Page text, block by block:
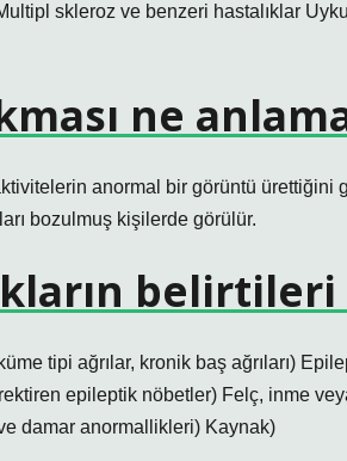
skleroz ve benzeri hastalıklar
ne
anormal bir görüntü ürettiğini
bozulmuş kişilerde görülür.
tipi ağrılar, kronik baş ağrıları)
epileptik nöbetler) Felç, inme
ve damar anormallikleri) Kaynak)